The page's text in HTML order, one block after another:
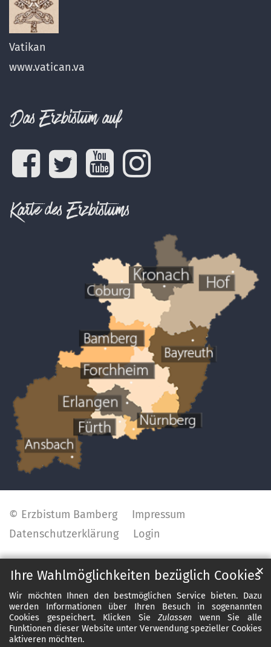
Ihre Wahlmöglichkeiten bezüglich Cookies
Wir möchten Ihnen den bestmöglichen Service bieten. Dazu
werden Informationen über Ihren Besuch in sogenannten
Cookies gespeichert. Klicken SieZulassen wenn Sie alle
Funktionen dieser Website unter Verwendung spezieller Cookies
aktiveren möchten.
✕
Vatikan
www.vatican.va
Das Erzbistum auf
Karte des Erzbistums
© Erzbistum Bamberg
Impressum
Datenschutzerklärung
Login